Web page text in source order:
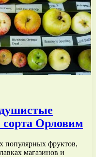
сорта Орловим
популярных фруктов,
магазинов и